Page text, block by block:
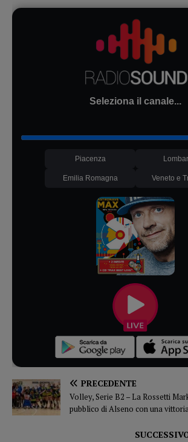
Seleziona il canale...
Piacenza
Emilia Romagna Veneto e
PRECEDENTE
Volley, Serie B2 – La Rossetti
pubblico di Alseno con una